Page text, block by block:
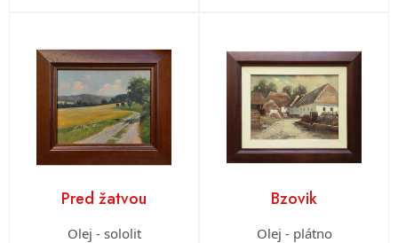
Pred žatvou
Olej - sololit
Bzovik
Olej - plátno